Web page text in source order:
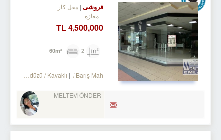
فروشی محل کار
مغازه
4,500,000 TL
2
/ Kavaklı / Barış Mah.
MELTEM ÖNDER